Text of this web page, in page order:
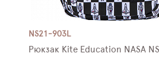
NS21-903L
Рюкзак Kite Education NASA